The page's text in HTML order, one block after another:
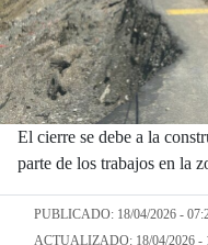
El cierre se debe a la
parte de los trabajos en la
PUBLICADO: 18/04/2026 -
ACTUALIZADO: 18/04/2026 -